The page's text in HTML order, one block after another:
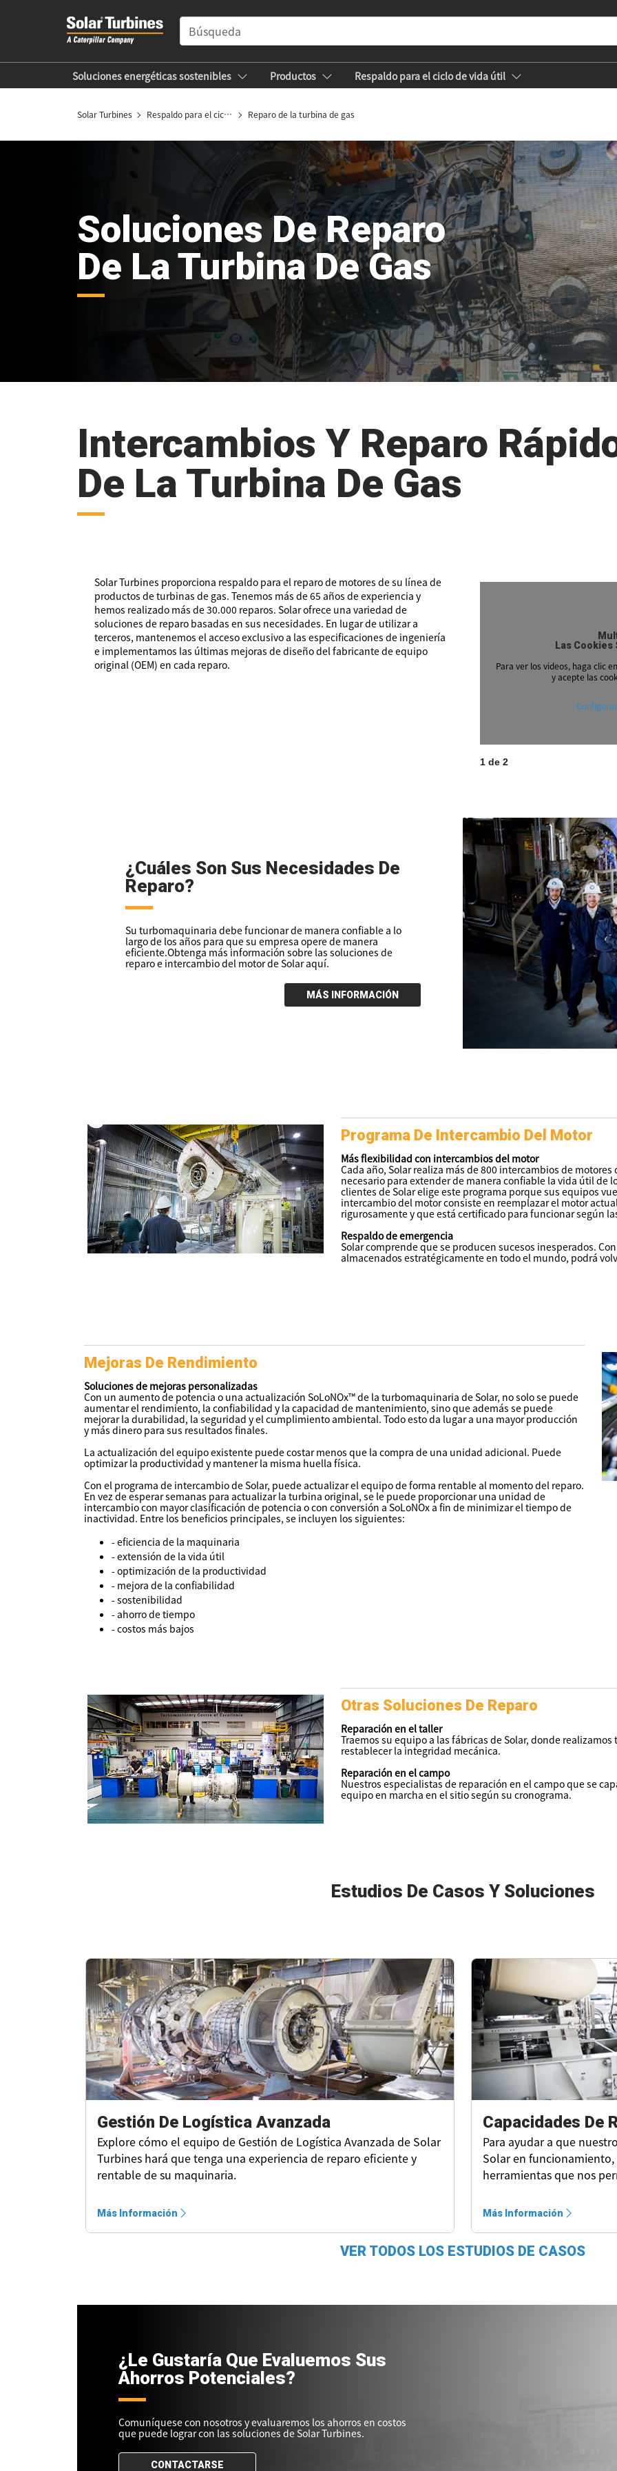
Soluciones energéticas sostenibles Productos
Respaldo para el ciclo de vida útil
Solar Turbines Respaldo para el ciclo de vida útilReparo de la turbina de gas
Soluciones De Reparo
De La Turbina De Gas
Intercambios Y Reparo
De La Turbina De Gas
Solar Turbines proporciona respaldo para el reparo de motores de su línea de
productos de turbinas de gas. Tenemos más de 65 años de experiencia y
hemos realizado más de 30.000 reparos. Solar ofrece una variedad de
soluciones de reparo basadas en sus necesidades. En lugar de utilizar a
terceros, mantenemos el acceso exclusivo a las especificaciones de ingeniería
e implementamos las últimas mejoras de diseño del fabricante de equipo
original (OEM) en cada reparo.
Las
Para ver los videos, haga clic
y acepte las
1 de 2
¿Cuáles Son Sus Necesidades De
Reparo?
Su turbomaquinaria debe funcionar de manera confiable a lo
largo de los años para que su empresa opere de manera
eficiente.Obtenga más información sobre las soluciones de
reparo e intercambio del motor de Solar aquí.
MÁS INFORMACIÓN
Programa De Intercambio Del Motor
Más flexibilidad con intercambios del motor
Cada año, Solar realiza más de 800 intercambios de
necesario para extender de manera confiable la vida útil de
clientes de Solar elige este programa porque sus equipos
intercambio del motor consiste en reemplazar el motor
rigurosamente y que está certificado para funcionar según
Respaldo de emergencia
Solar comprende que se producen sucesos inesperados.
almacenados estratégicamente en todo el mundo, podrá
Mejoras De Rendimiento
Soluciones de mejoras personalizadas
Con un aumento de potencia o una actualización SoLoNOx™ de la turbomaquinaria de Solar, no solo se puede
aumentar el rendimiento, la confiabilidad y la capacidad de mantenimiento, sino que además se puede
mejorar la durabilidad, la seguridad y el cumplimiento ambiental. Todo esto da lugar a una mayor producción
y más dinero para sus resultados finales.
La actualización del equipo existente puede costar menos que la compra de una unidad adicional. Puede
optimizar la productividad y mantener la misma huella física.
Con el programa de intercambio de Solar, puede actualizar el equipo de forma rentable al momento del reparo.
En vez de esperar semanas para actualizar la turbina original, se le puede proporcionar una unidad de
intercambio con mayor clasificación de potencia o con conversión a SoLoNOx a fin de minimizar el tiempo de
inactividad. Entre los beneficios principales, se incluyen los siguientes:
- eficiencia de la maquinaria
- extensión de la vida útil
- optimización de la productividad
- mejora de la confiabilidad
- sostenibilidad
- ahorro de tiempo
- costos más bajos
Otras Soluciones De Reparo
Reparación en el taller
Traemos su equipo a las fábricas de Solar, donde
restablecer la integridad mecánica.
Reparación en el campo
Nuestros especialistas de reparación en el campo que se
equipo en marcha en el sitio según su cronograma.
Estudios De Casos Y Soluciones
Gestión De Logística Avanzada
Explore cómo el equipo de Gestión de Logística Avanzada de Solar
Turbines hará que tenga una experiencia de reparo eficiente y
rentable de su maquinaria.
Más Información
Capacidades De
Para ayudar a que
Solar en
herramientas que nos
Más Información
VER TODOS LOS ESTUDIOS DE CASOS
¿Le Gustaría Que Evaluemos Sus
Ahorros Potenciales?
Comuníquese con nosotros y evaluaremos los ahorros en costos
que puede lograr con las soluciones de Solar Turbines.
CONTACTARSE